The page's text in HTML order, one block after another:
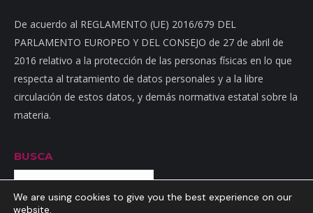
De acuerdo al REGLAMENTO (UE) 2016/679 DEL
PARLAMENTO EUROPEO Y DEL CONSEJO de 27 de abril de
2016 relativo a la protección de las personas físicas en lo que
respecta al tratamiento de datos personales y a la libre
circulación de estos datos, y demás normativa estatal sobre la
materia.
BUSCA
Buscar
We are using cookies to give you the best experience on our
website.